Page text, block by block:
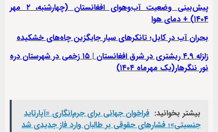
پیش‌بینی وضعیت آب‌وهوای افغانستان (چهارشنبه، ۲ مهر
۱۴۰۴) + دمای هوا
بحران آب در کابل؛ تانکرهای سیار جایگزین چاه‌های خشکیده
زلزله ۴.۹ ریشتری در شرق افغانستان | ۱۵ زخمی در شهرستان دره
نور ننگرهار(یک مهرماه ۱۴۰۴)
بیشتر بخوانید: فراخوان جهانی برای جرم‌انگاری «آپارتاید
جنسیتی»؛ فشارهای حقوقی بر طالبان وارد فاز جدیدی شد